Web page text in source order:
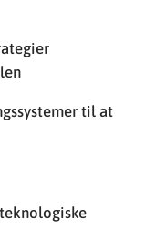
til at